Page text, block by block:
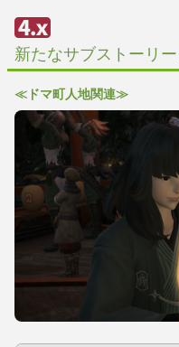
新たなサブストーリ
≪ドマ町人地関連≫